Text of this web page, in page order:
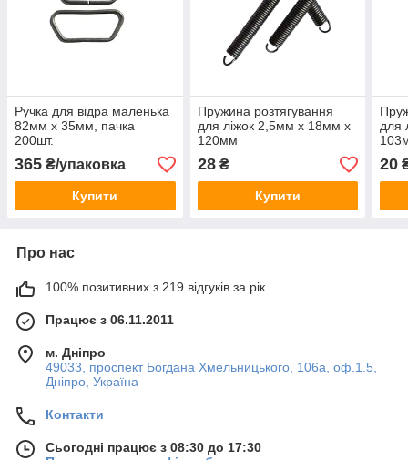
Ручка для відра маленька
82мм х 35мм, пачка
200шт.
365 ₴/упаковка
Купити
Пружина розтягування
для ліжок 2,5мм х 18мм х
120мм
28₴
Купити
для
20
Про нас
100% позитивних з 219 відгуків за рік
Працює з 06.11.2011
м. Дніпро
49033, проспект Богдана Хмельницького, 106а, оф.1.5,
Дніпро, Україна
Контакти
Сьогодні працює з 08:30 до 17:30